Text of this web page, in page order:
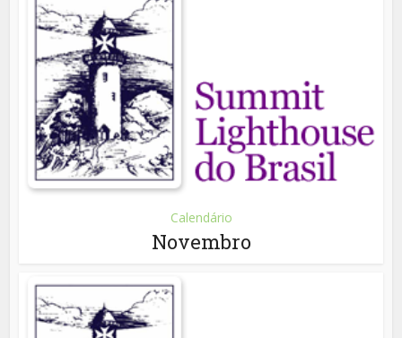
Calendário
Novembro